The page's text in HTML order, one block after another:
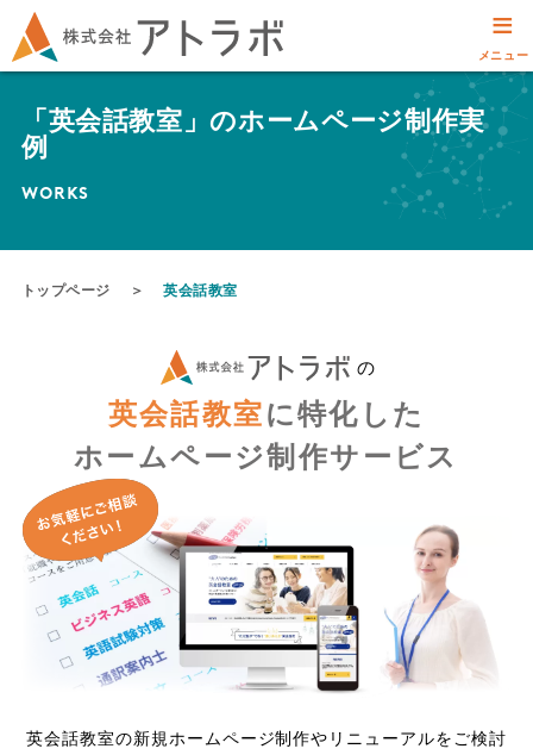
≡
メニュー
「英会話教室」のホームページ制作実
例
WORKS
トップページ ＞英会話教室
の
英会話教室に特化した
ホームページ制作サービス
英会話教室の新規ホームページ制作やリニューアルをご検討